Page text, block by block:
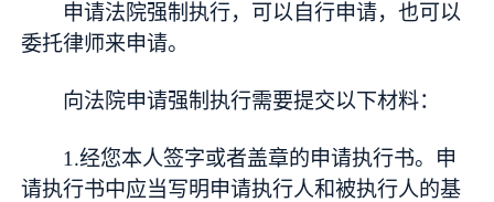
申请法院强制执行，可以自行申请，也可以
委托律师来申请。
向法院申请强制执行需要提交以下材料：
1.经您本人签字或者盖章的申请执行书。申
请执行书中应当写明申请执行人和被执行人的基